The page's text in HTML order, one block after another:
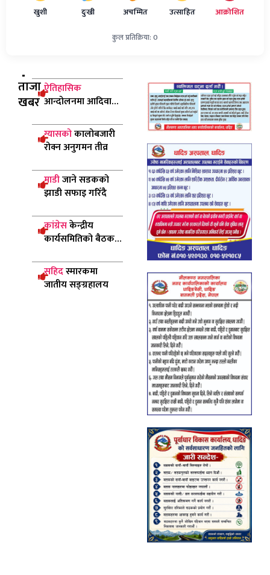
खुशी दुःखी अचम्मित उत्साहित आक्रोशित
कुल प्रतिक्रिया: 0
ताजा
खबर
ऐतिहासिक
आन्दोलनमा आदिवासी
महत्वपूर्ण योगदानः
उपराष्ट्रपति यादव
ग्यासकोकालोबजारी
रोक्न अनुगमन तीव्र
माडीजाने सडकको
झाडी सफाइ गरिँदै
कांग्रेसकेन्द्रीय
कार्यसमितिको बैठक
सहिदस्मारकमा
जातीय सङ्ग्रहालय